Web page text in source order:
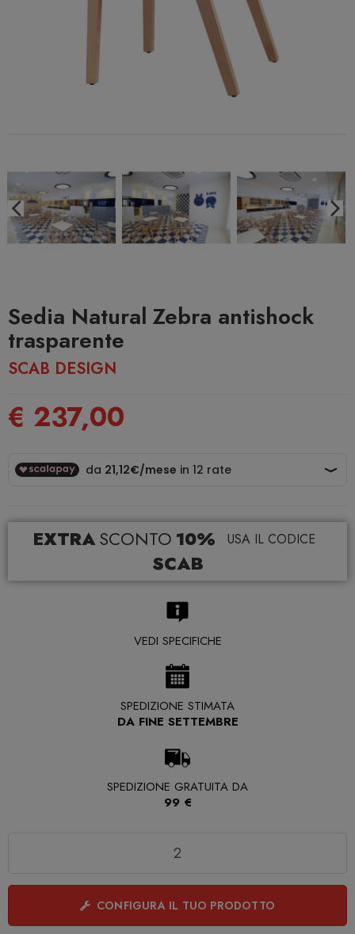
Sedia Natural Zebra antishock
trasparente
SCAB DESIGN
€ 237,00
EXTRA SCONTO 10% USA IL CODICE
SCAB
VEDI SPECIFICHE
SPEDIZIONE STIMATA
DA FINE SETTEMBRE
SPEDIZIONE GRATUITA DA
99 €
CONFIGURA IL TUO PRODOTTO